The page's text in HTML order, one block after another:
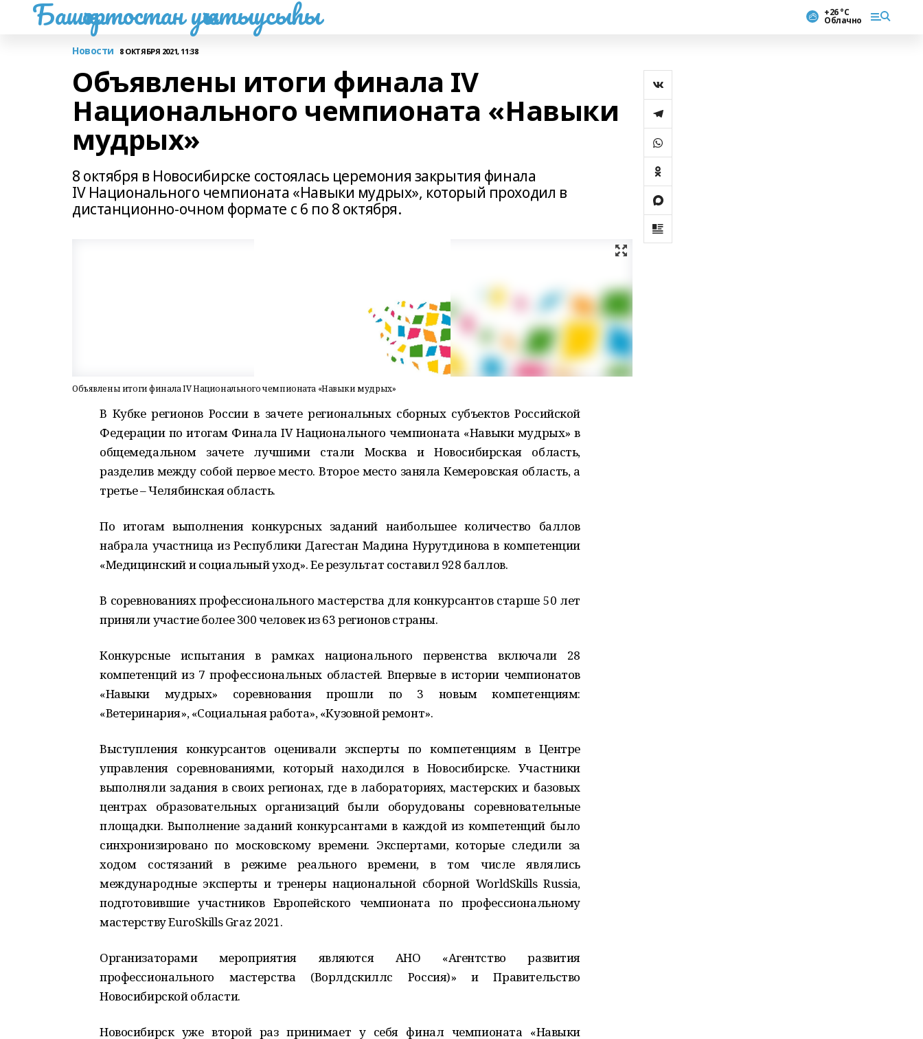
Башҡортостан уҡытыусыһы +26 °С
Облачно
Новости 8 ОКТЯБРЯ 2021, 11:38
Объявлены итоги финала IV
Национального чемпионата «Навыки
мудрых»
8 октября в Новосибирске состоялась церемония закрытия финала
IV Национального чемпионата «Навыки мудрых», который проходил в
дистанционно-очном формате с 6 по 8 октября.
Объявлены итоги финала IV Национального чемпионата «Навыки мудрых»
В Кубке регионов России в зачете региональных сборных субъектов Российской
Федерации по итогам Финала IV Национального чемпионата «Навыки мудрых» в
общемедальном зачете лучшими стали Москва и Новосибирская область,
разделив между собой первое место. Второе место заняла Кемеровская область, а
третье – Челябинская область.
По итогам выполнения конкурсных заданий наибольшее количество баллов
набрала участница из Республики Дагестан Мадина Нурутдинова в компетенции
«Медицинский и социальный уход». Ее результат составил 928 баллов.
В соревнованиях профессионального мастерства для конкурсантов старше 50 лет
приняли участие более 300 человек из 63 регионов страны.
Конкурсные испытания в рамках национального первенства включали 28
компетенций из 7 профессиональных областей. Впервые в истории чемпионатов
«Навыки мудрых» соревнования прошли по 3 новым компетенциям:
«Ветеринария», «Социальная работа», «Кузовной ремонт».
Выступления конкурсантов оценивали эксперты по компетенциям в Центре
управления соревнованиями, который находился в Новосибирске. Участники
выполняли задания в своих регионах, где в лабораториях, мастерских и базовых
центрах образовательных организаций были оборудованы соревновательные
площадки. Выполнение заданий конкурсантами в каждой из компетенций было
синхронизировано по московскому времени. Экспертами, которые следили за
ходом состязаний в режиме реального времени, в том числе являлись
международные эксперты и тренеры национальной сборной WorldSkills Russia,
подготовившие участников Европейского чемпионата по профессиональному
мастерству EuroSkills Graz 2021.
Организаторами мероприятия являются АНО «Агентство развития
профессионального мастерства (Ворлдскиллс Россия)» и Правительство
Новосибирской области.
Новосибирск уже второй раз принимает у себя финал чемпионата «Навыки